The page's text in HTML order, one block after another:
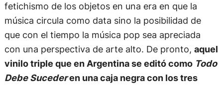
fetichismo de los objetos en una era en que la
música circula como data sino la posibilidad de
que con el tiempo la música pop sea apreciada
con una perspectiva de arte alto. De pronto, aquel
vinilo triple que en Argentina se editó como Todo
Debe Sucederen una caja negra con los tres